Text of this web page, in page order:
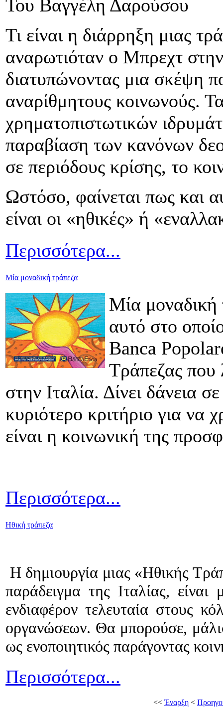
Του Βαγγέλη Δαρούσου
Τι είναι η διάρρηξη μιας
αναρωτιόταν ο Μπρεχτ
διατυπώνοντας μια σκέψη
αναρίθμητους κοινωνούς.
χρηματοπιστωτικών
παραβίαση των κανόνων
σε περιόδους κρίσης, το
Ωστόσο, φαίνεται πως και
είναι οι «ηθικές» ή
Περισσότερα...
Μία μοναδική τράπεζα
Μία μοναδική
αυτό στο
Βanca
Τράπεζας που
στην Ιταλία. Δίνει δάνεια
κυριότερο κριτήριο για να
είναι η κοινωνική της
Περισσότερα...
Ηθική τράπεζα
Η δημιουργία μιας «Ηθικής
παράδειγμα της Ιταλίας,
ενδιαφέρον τελευταία στους
οργανώσεων. Θα μπορούσε,
ως ενοποιητικός παράγοντας
Περισσότερα...
<<Έναρξη <